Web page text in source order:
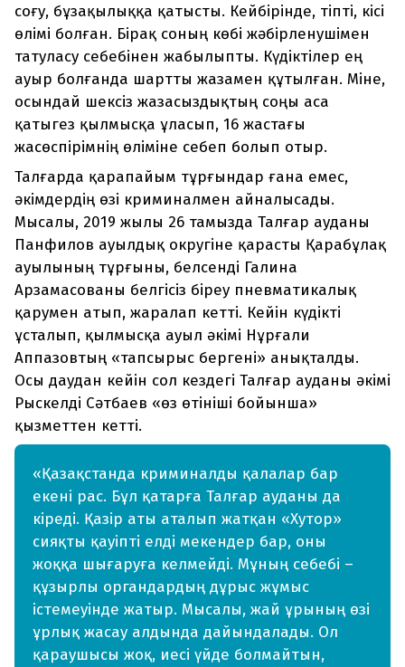
соғу, бұзақылыққа қатысты. Кейбірінде, тіпті, кісі
өлімі болған. Бірақ соның көбі жәбірленушімен
татуласу себебінен жабылыпты. Күдіктілер ең
ауыр болғанда шартты жазамен құтылған. Міне,
осындай шексіз жазасыздықтың соңы аса
қатыгез қылмысқа ұласып, 16 жастағы
жасөспірімнің өліміне себеп болып отыр.
Талғарда қарапайым тұрғындар ғана емес,
әкімдердің өзі криминалмен айналысады.
Мысалы, 2019 жылы 26 тамызда Талғар ауданы
Панфилов ауылдық округіне қарасты Қарабұлақ
ауылының тұрғыны, белсенді Галина
Арзамасованы белгісіз біреу пневматикалық
қарумен атып, жаралап кетті. Кейін күдікті
ұсталып, қылмысқа ауыл әкімі Нұрғали
Аппазовтың «тапсырыс бергені» анықталды.
Осы даудан кейін сол кездегі Талғар ауданы әкімі
Рыскелді Сәтбаев «өз өтініші бойынша»
қызметтен кетті.
«Қазақстанда криминалды қалалар бар
екені рас. Бұл қатарға Талғар ауданы да
кіреді. Қазір аты аталып жатқан «Хутор»
сияқты қауіпті елді мекендер бар, оны
жоққа шығаруға келмейді. Мұның себебі –
құзырлы органдардың дұрыс жұмыс
істемеуінде жатыр. Мысалы, жай ұрының өзі
ұрлық жасау алдында дайындалады. Ол
қараушысы жоқ, иесі үйде болмайтын,